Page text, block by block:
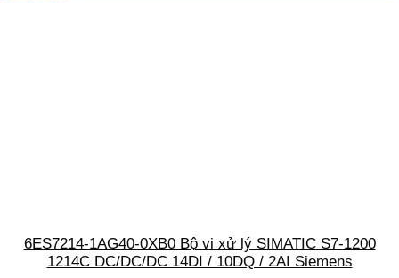
6ES7214-1AG40-0XB0 Bộ vi xử lý SIMATIC S7-1200
1214C DC/DC/DC 14DI / 10DQ / 2AI Siemens